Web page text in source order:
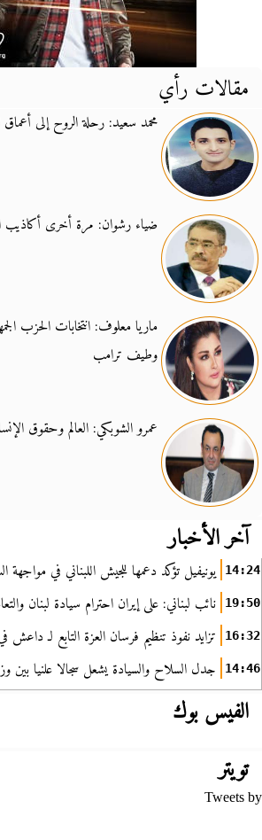
مقالات رأي
محمد سعيد: رحلة الروح إلى أعماق
ضياء رشوان: مرة أخرى أكاذيب
ماريا معلوف: انتخابات الحزب
وطيف ترامب
عمرو الشوبكي: العالم وحقوق
آخر الأخبار
14:24 يونيفيل تؤكد دعمها للجيش اللبناني في مواجهة
19:50 نائب لبناني: على إيران احترام سيادة لبنان
16:32 تزايد نفوذ تنظيم فرسان العزة التابع لـ
14:46 جدل السلاح والسيادة يشعل سجالا علنيا بين
الفيس بوك
تويتر
Tweets by